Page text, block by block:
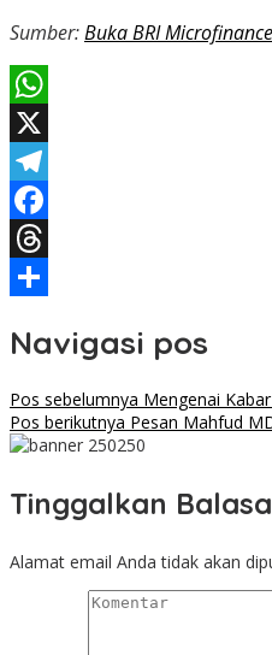
Sumber:Buka BRI
WhatsApp
X
Telegram
Facebook
Threads
Navigasi pos
Pos sebelumnya Mengenai
Pos berikutnya Pesan Mahfud
Tinggalkan
Alamat email Anda tidak akan